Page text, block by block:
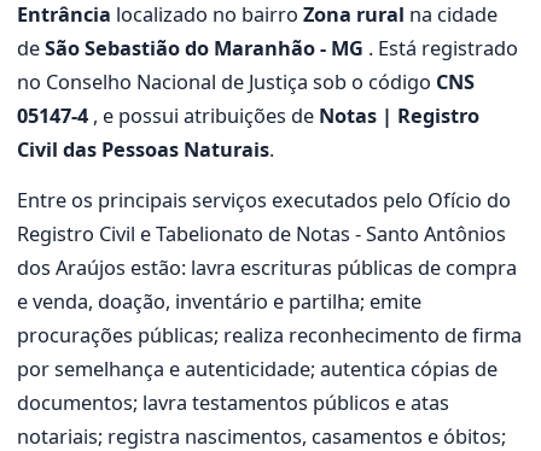
Entrância localizado no bairro Zona rural na cidade
deSão Sebastião do Maranhão - MG . Está registrado
no Conselho Nacional de Justiça sob o código CNS
05147-4 , e possui atribuições de Notas | Registro
Civil das Pessoas Naturais.
Entre os principais serviços executados pelo Ofício do
Registro Civil e Tabelionato de Notas - Santo Antônios
dos Araújos estão: lavra escrituras públicas de compra
e venda, doação, inventário e partilha; emite
procurações públicas; realiza reconhecimento de firma
por semelhança e autenticidade; autentica cópias de
documentos; lavra testamentos públicos e atas
notariais; registra nascimentos, casamentos e óbitos;